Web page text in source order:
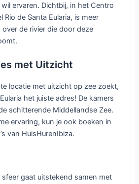
ervaren. Dichtbij, in het Centro
Rio de Santa Eularia, is meer
de rivier die door deze
met Uitzicht
locatie met uitzicht op zee zoekt,
het juiste adres! De kamers
schitterende Middellandse Zee.
ervaring, kun je ook boeken in
van HuisHurenIbiza.
gaat uitstekend samen met